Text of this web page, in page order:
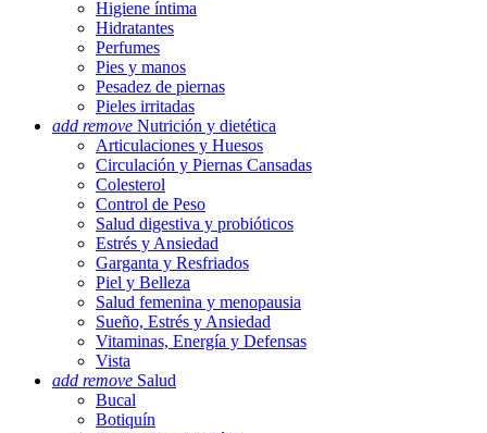
Higiene íntima
Hidratantes
Perfumes
Pies y manos
Pesadez de piernas
Pieles irritadas
add remove Nutrición y dietética
Articulaciones y Huesos
Circulación y Piernas Cansadas
Colesterol
Control de Peso
Salud digestiva y probióticos
Estrés y Ansiedad
Garganta y Resfriados
Piel y Belleza
Salud femenina y menopausia
Sueño, Estrés y Ansiedad
Vitaminas, Energía y Defensas
Vista
add remove Salud
Bucal
Botiquín